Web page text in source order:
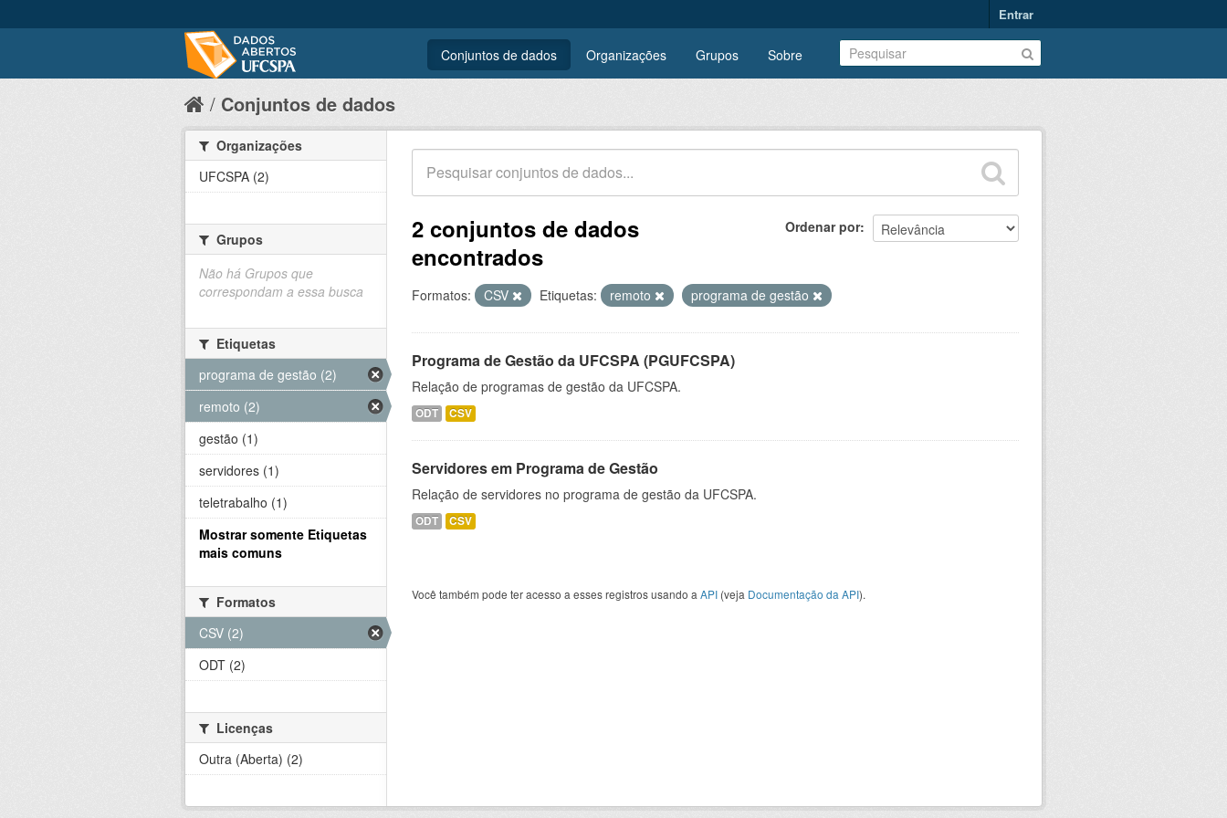
Entrar
Conjuntos de dados Organizações Grupos Sobre
Conjuntos de dados
Ordenar por
2 conjuntos de dados
encontrados
Formatos: CSV Etiquetas: remoto programa de gestão
Programa de Gestão da UFCSPA (PGUFCSPA)
Relação de programas de gestão da UFCSPA.
ODT CSV
Servidores em Programa de Gestão
Relação de servidores no programa de gestão da UFCSPA.
ODT CSV
Você também pode ter acesso a esses registros usando a API (veja Documentação da API).
Organizações
UFCSPA (2)
Grupos
Não há Grupos que
correspondam a essa busca
Etiquetas
programa de gestão (2)
remoto (2)
gestão (1)
servidores (1)
teletrabalho (1)
Mostrar somente Etiquetas
mais comuns
Formatos
CSV (2)
ODT (2)
Licenças
Outra (Aberta) (2)